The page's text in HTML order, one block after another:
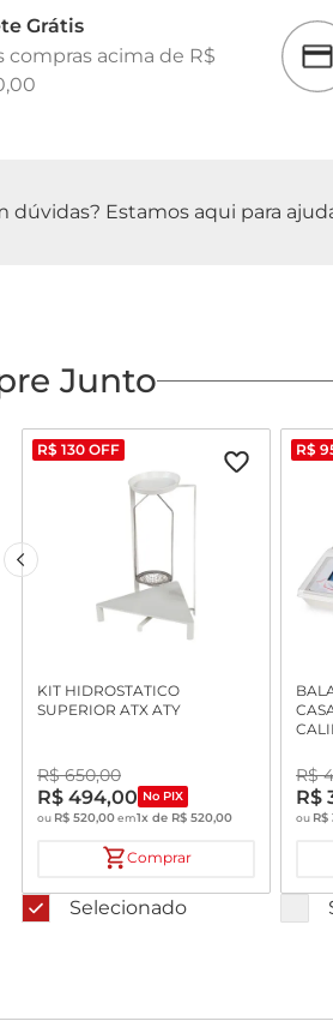
Grátis
compras acima de R$
dúvidas? Estamos aqui para
Junto
R$ 130 OFF
KIT HIDROSTATICO
SUPERIOR ATX ATY
R$ 650,00
R$ 494,00 No PIX
ou R$ 520,00em1x de R$ 520,00
Comprar
Selecionado
R$
R$ 4
R$
ou R$